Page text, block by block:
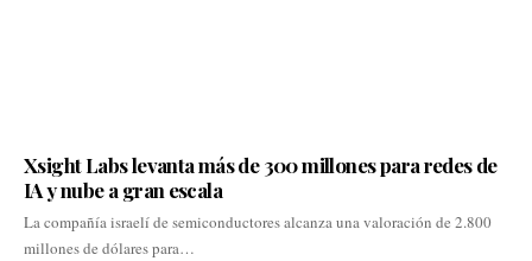
Xsight Labs levanta más de 300 millones para redes de
IA y nube a gran escala
La compañía israelí de semiconductores alcanza una valoración de 2.800
millones de dólares para…